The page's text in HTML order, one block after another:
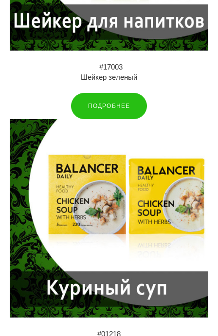
#17003
Шейкер зеленый
ПОДРОБНЕЕ
#01218